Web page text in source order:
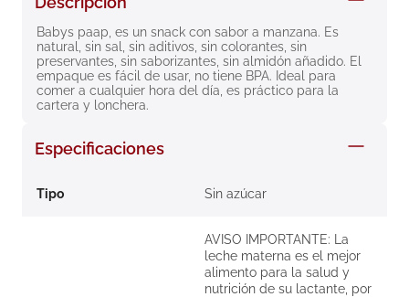
Babys paap, es un snack con sabor a manzana. Es
natural, sin sal, sin aditivos, sin colorantes, sin
preservantes, sin saborizantes, sin almidón añadido. El
empaque es fácil de usar, no tiene BPA. Ideal para
comer a cualquier hora del día, es práctico para la
cartera y lonchera.
Especificaciones
Tipo Sin azúcar
AVISO IMPORTANTE: La
leche materna es el mejor
alimento para la salud y
nutrición de su lactante, por
roche posay
9. nivea
10.pañales